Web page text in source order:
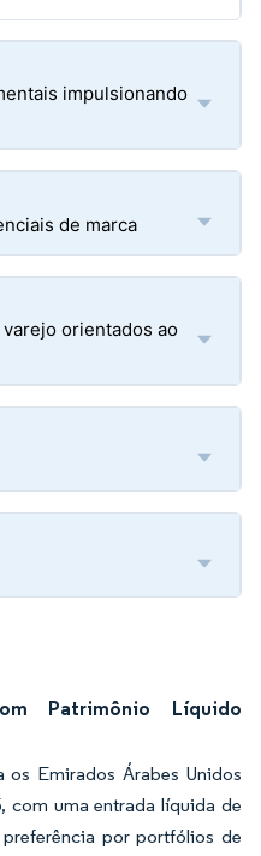
impulsionando
de marca
orientados ao
Patrimônio Líquido
Emirados Árabes Unidos
com uma entrada líquida de
preferência por portfólios de